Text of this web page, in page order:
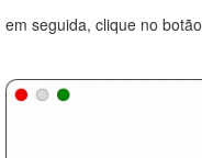
em seguida, clique no botão